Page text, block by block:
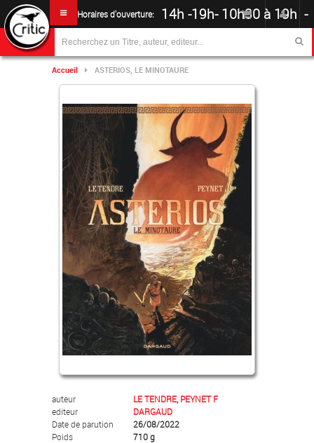
Horaires d'ouverture: 14h -19h- 10h30 à 19h -
Accueil ASTERIOS, LE MINOTAURE
auteur LE TENDRE, PEYNET F
editeur
DARGAUD
Date de parution
26/08/2022
Poids
710 g